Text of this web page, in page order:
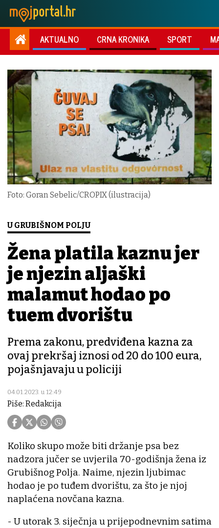
AKTUALNO CRNA KRONIKA SPORT
Foto: Goran Sebelic/CROPIX (ilustracija)
U GRUBIŠNOM POLJU
Žena platila kaznu jer
je njezin aljaški
malamut hodao po
tuđem dvorištu
Prema zakonu, predviđena kazna za
ovaj prekršaj iznosi od 20 do 100 eura,
pojašnjavaju u policiji
04.01.2023. u 12:49
Piše: Redakcija
Koliko skupo može biti držanje psa bez
nadzora jučer se uvjerila 70-godišnja žena iz
Grubišnog Polja. Naime, njezin ljubimac
hodao je po tuđem dvorištu, za što je njoj
naplaćena novčana kazna.
- U utorak 3. siječnja u prijepodnevnim satima